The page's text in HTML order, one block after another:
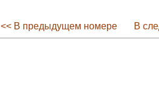
<< В предыдущем номере В